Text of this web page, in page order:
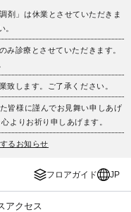
剤」は休業とさせていただきま
。
診療とさせていただきます。
致します。ご了承ください。
皆様に謹んでお見舞い申しあげ
よりお祈り申しあげます。
るお知らせ
フロアガイド JP
アクセス